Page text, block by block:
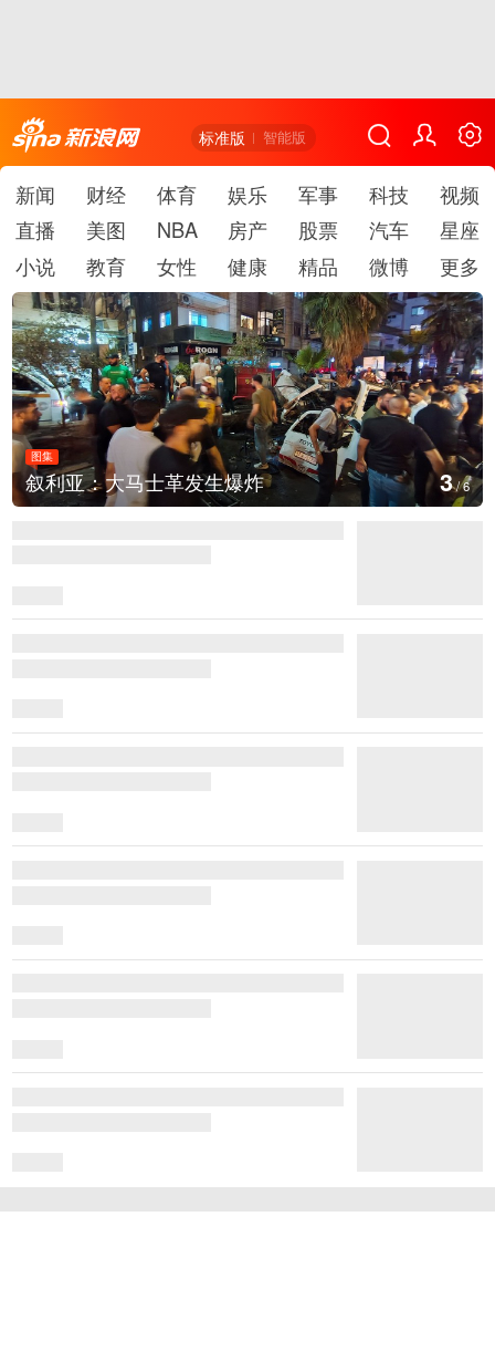
标准版 智能版
新闻 财经 体育 娱乐 军事 科技
视频
直播
美图 NBA 房产 股票 汽车
星座
小说
教育 女性 健康 精品 微博 更多
图集
叙利亚：大马士革发生爆炸 3/6